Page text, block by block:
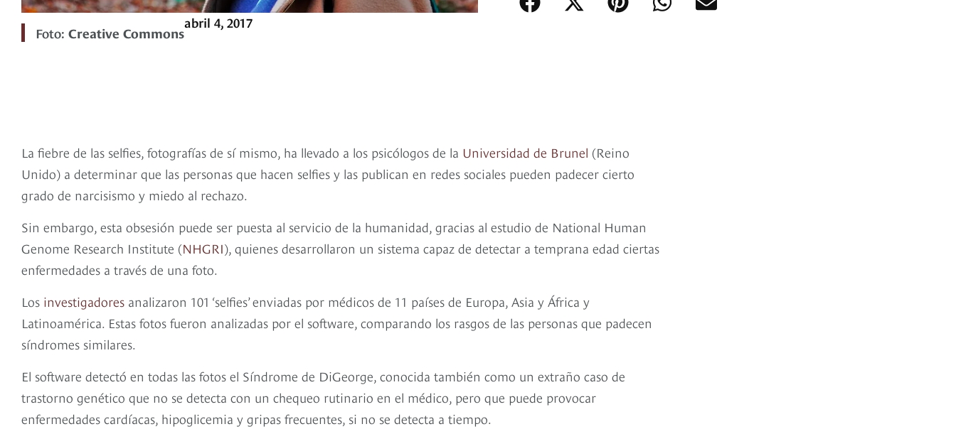
Foto: Creative Commons
abril 4, 2017
La fiebre de las selfies, fotografías de sí mismo, ha llevado a los psicólogos de la Universidad de Brunel (Reino
Unido) a determinar que las personas que hacen selfies y las publican en redes sociales pueden padecer cierto
grado de narcisismo y miedo al rechazo.
Sin embargo, esta obsesión puede ser puesta al servicio de la humanidad, gracias al estudio de National Human
Genome Research Institute (NHGRI), quienes desarrollaron un sistema capaz de detectar a temprana edad ciertas
enfermedades a través de una foto.
Los investigadores analizaron 101 ‘selfies’ enviadas por médicos de 11 países de Europa, Asia y África y
Latinoamérica. Estas fotos fueron analizadas por el software, comparando los rasgos de las personas que padecen
síndromes similares.
El software detectó en todas las fotos el Síndrome de DiGeorge, conocida también como un extraño caso de
trastorno genético que no se detecta con un chequeo rutinario en el médico, pero que puede provocar
enfermedades cardíacas, hipoglicemia y gripas frecuentes, si no se detecta a tiempo.